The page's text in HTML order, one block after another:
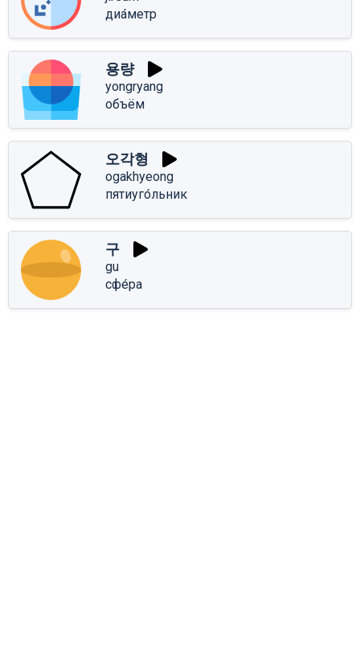
диа́метр
용량
yongryang
объём
오각형
ogakhyeong
пятиуго́льник
구
gu
сфе́ра